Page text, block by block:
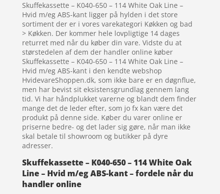
Skuffekassette – K040-650 – 114 White Oak Line –
Hvid m/eg ABS-kant ligger på hylden i det store
sortiment der er i vores varekategori Køkken og bad
> Køkken. Der kommer hele lovpligtige 14 dages
returret med når du køber din vare. Vidste du at
størstedelen af dem der handler online køber
Skuffekassette – K040-650 – 114 White Oak Line –
Hvid m/eg ABS-kant i den kendte webshop
HvidevareShoppen.dk, som ikke bare er en døgnflue,
men har bevist sit eksistensgrundlag gennem lang
tid. Vi har håndplukket varerne og blandt dem finder
mange det de leder efter, som jo fx kan være det
produkt på denne side. Køber du varer online er
priserne bedre- og det lader sig gøre, når man ikke
skal betale til showroom og butikker på dyre
adresser.
Skuffekassette – K040-650 – 114 White Oak
Line – Hvid m/eg ABS-kant – fordele når du
handler online